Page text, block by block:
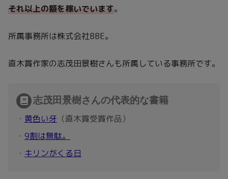
それ以上の額を稼いでいます。
所属事務所は株式会社BBE。
直木賞作家の志茂田景樹さんも所属している事務所です。
志茂田景樹さんの代表的な書籍
・ 黄色い牙 （直木賞受賞作品）
・ 9割は無駄。
・ キリンがくる日